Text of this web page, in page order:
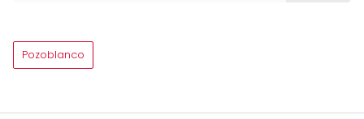
Pozoblanco